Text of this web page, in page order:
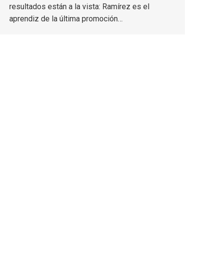
resultados están a la vista: Ramírez es el
aprendiz de la última promoción…